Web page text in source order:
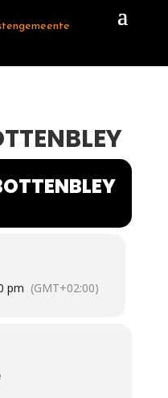
pm (GMT+02:00)